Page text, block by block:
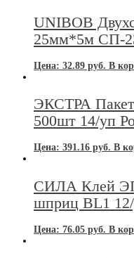
UNIBOB
25мм*5м СП-
Цена: 32.89 руб. В
ЭКСТРА
500шт 14/уп
Цена: 391.16 руб. В
СИЛА Клей
шприц BL1
Цена: 76.05 руб. В